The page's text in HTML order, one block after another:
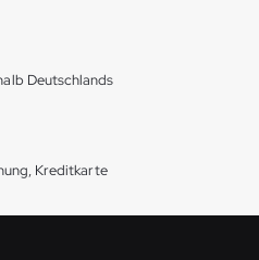
Deutschlands
Kreditkarte